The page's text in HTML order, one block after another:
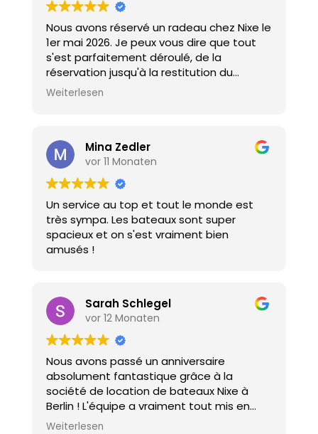
Nous avons réservé un radeau chez Nixe le
1er mai 2026. Je peux vous dire que tout
s'est parfaitement déroulé, de la
réservation jusqu'à la restitution du
radeau. Silvio, le moniteur présent sur
numéro pour qu'on puisse l'appeler en cas
de problème. Super location. Super
balade, super gens. Merci Silvio pour tout.
On s'est vraiment bien amusés et on
reviendra avec plaisir. 😜🌞👋😁🛟🚤⛵🛝
Weiterlesen
Mina Zedler
vor 11 Monaten
Un service au top et tout le monde est
très sympa. Les bateaux sont super
spacieux et on s'est vraiment bien
amusés !
Sarah Schlegel
vor 12 Monaten
Nous avons passé un anniversaire
absolument fantastique grâce à la
société de location de bateaux Nixe à
Berlin ! L'équipe a vraiment tout mis en
œuvre pour que tout se passe bien, elle
Weiterlesen